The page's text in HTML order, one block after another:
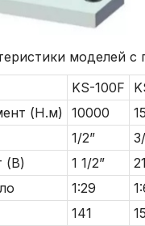
моделей с
KS-100F
(Н.м) 10000
1/2”
(B)
1 1/2”
1:29
141